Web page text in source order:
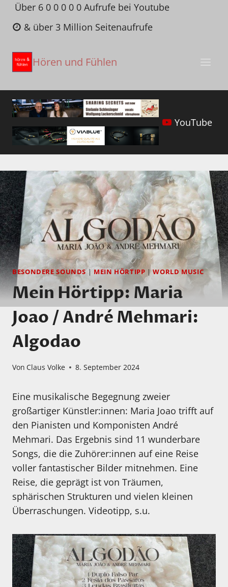
Zum
Inhalt
springen
Über 6 0 0 0 0 0 Aufrufe bei Youtube
& über 3 Million Seitenaufrufe
Hören und Fühlen
YouTube
BESONDERE SOUNDS| MEIN HÖRTIPP |WORLD MUSIC
Mein Hörtipp: Maria
Joao / André Mehmari:
Algodao
Von Claus Volke 8. September 2024
Eine musikalische Begegnung zweier
großartiger Künstler:innen: Maria Joao trifft auf
den Pianisten und Komponisten André
Mehmari. Das Ergebnis sind 11 wunderbare
Songs, die die Zuhörer:innen auf eine Reise
voller fantastischer Bilder mitnehmen. Eine
Reise, die geprägt ist von Träumen,
sphärischen Strukturen und vielen kleinen
Überraschungen. Videotipp, s.u.